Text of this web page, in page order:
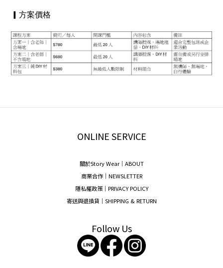
▎方案價格
ONLINE SERVICE
關於Story Wear｜ABOUT
商業合作｜NEWSLETTER
隱私權政策｜PRIVACY POLICY
寄送與退換貨｜SHIPPING & RETURN
Follow Us